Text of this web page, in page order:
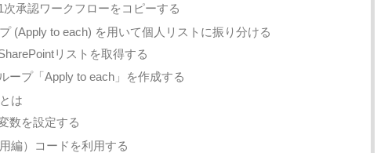
次承認ワークフローをコピーする
(Apply to each) を用いて個人リストに振り分ける
リストを取得する
ループ「Apply to each」を作成する
は
数を設定する
用編）コードを利用する